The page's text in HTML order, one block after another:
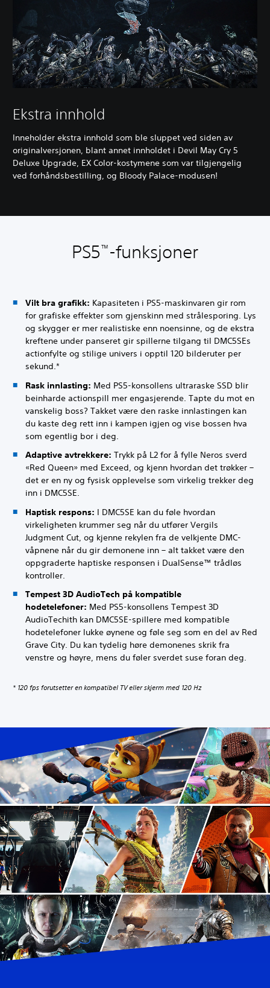
Ekstra innhold
Inneholder ekstra innhold som ble sluppet ved siden av
originalversjonen, blant annet innholdet i Devil May Cry 5
Deluxe Upgrade, EX Color-kostymene som var tilgjengelig
ved forhåndsbestilling, og Bloody Palace-modusen!
PS5™ -funksjoner
Vilt bra grafikk: Kapasiteten i PS5-maskinvaren gir rom
for grafiske effekter som gjenskinn med strålesporing. Lys
og skygger er mer realistiske enn noensinne, og de ekstra
kreftene under panseret gir spillerne tilgang til DMC5SEs
actionfylte og stilige univers i opptil 120 bilderuter per
sekund.*
Rask innlasting: Med PS5-konsollens ultraraske SSD blir
beinharde actionspill mer engasjerende. Tapte du mot en
vanskelig boss? Takket være den raske innlastingen kan
du kaste deg rett inn i kampen igjen og vise bossen hva
som egentlig bor i deg.
Adaptive avtrekkere: Trykk på L2 for å fylle Neros sverd
«Red Queen» med Exceed, og kjenn hvordan det trøkker –
det er en ny og fysisk opplevelse som virkelig trekker deg
inn i DMC5SE.
Haptisk respons: I DMC5SE kan du føle hvordan
virkeligheten krummer seg når du utfører Vergils
Judgment Cut, og kjenne rekylen fra de velkjente DMC-
våpnene når du gir demonene inn – alt takket være den
oppgraderte haptiske responsen i DualSense™ trådløs
kontroller.
Tempest 3D AudioTech på kompatible
hodetelefoner: Med PS5-konsollens Tempest 3D
AudioTechith kan DMC5SE-spillere med kompatible
hodetelefoner lukke øynene og føle seg som en del av Red
Grave City. Du kan tydelig høre demonenes skrik fra
venstre og høyre, mens du føler sverdet suse foran deg.
* 120 fps forutsetter en kompatibel TV eller skjerm med 120 Hz